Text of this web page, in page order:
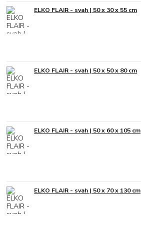
ELKO FLAIR - svah | 50 x 30 x 55 cm
ELKO FLAIR - svah | 50 x 50 x 80 cm
ELKO FLAIR - svah | 50 x 60 x 105 cm
ELKO FLAIR - svah | 50 x 70 x 130 cm